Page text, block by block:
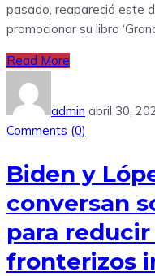
pasado, reapareció este
promocionar su libro
Read More
admin abril 30,
Comments (0)
Biden y
conversan
para
fronterizos